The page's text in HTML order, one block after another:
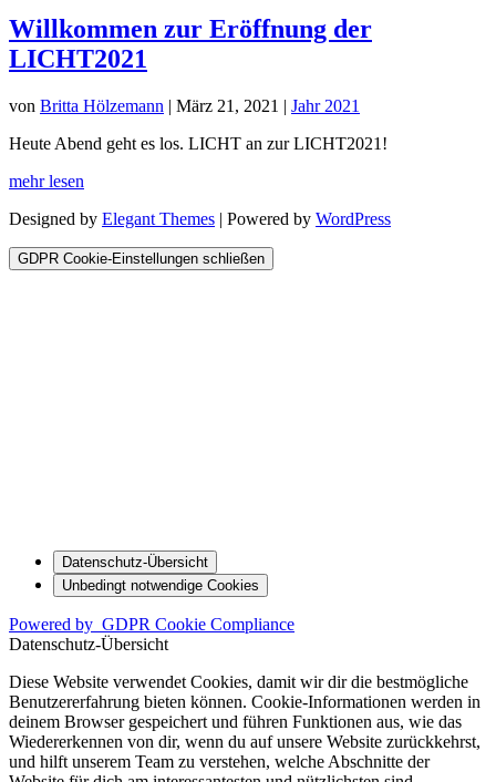
Willkommen zur Eröffnung der
LICHT2021
von Britta Hölzemann | März 21, 2021 | Jahr 2021
Heute Abend geht es los. LICHT an zur LICHT2021!
mehr lesen
Designed by Elegant Themes | Powered by WordPress
GDPR Cookie-Einstellungen schließen
Datenschutz-Übersicht
Unbedingt notwendige Cookies
Powered by GDPR Cookie Compliance
Datenschutz-Übersicht
Diese Website verwendet Cookies, damit wir dir die bestmögliche
Benutzererfahrung bieten können. Cookie-Informationen werden in
deinem Browser gespeichert und führen Funktionen aus, wie das
Wiedererkennen von dir, wenn du auf unsere Website zurückkehrst,
und hilft unserem Team zu verstehen, welche Abschnitte der